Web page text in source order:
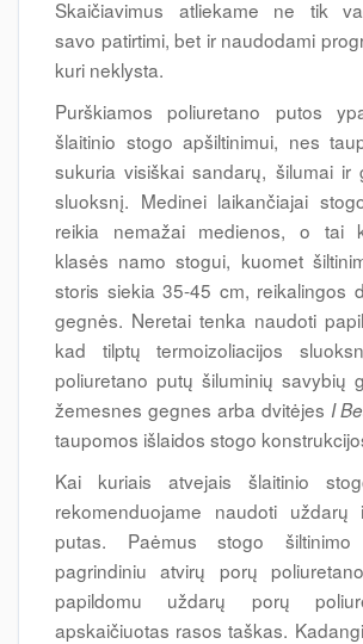
Skaičiavimus atliekame ne tik
savo patirtimi, bet ir naudodami
kuri neklysta.
Purškiamos poliuretano putos
šlaitinio stogo apšiltinimui, nes
sukuria visiškai sandarų, šilumai ir
sluoksnį. Medinei laikančiajai
reikia nemažai medienos, o tai
klasės namo stogui, kuomet
storis siekia 35-45 cm, reikalingos
gegnės. Neretai tenka naudoti
kad tilptų termoizoliacijos
poliuretano putų šiluminių savybių
žemesnes gegnes arba dvitėjes I
taupomos išlaidos stogo
Kai kuriais atvejais šlaitinio
rekomenduojame naudoti
putas. Paėmus stogo
pagrindiniu atvirų porų
papildomu uždarų porų
apskaičiuotas rasos taškas.